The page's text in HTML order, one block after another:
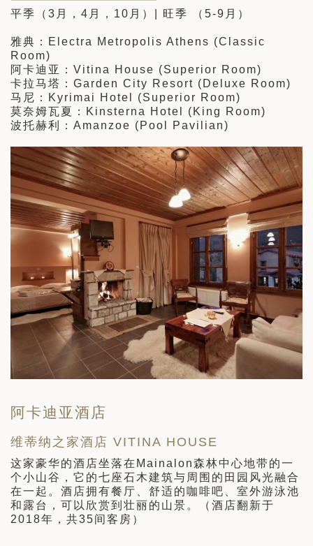
平季（3月，4月，10月）| 旺季 （5-9月）
雅典：Electra Metropolis Athens (Classic
Room)
阿卡迪亚：Vitina House (Superior Room)
卡拉马塔：Garden City Resort (Deluxe Room)
马尼：Kyrimai Hotel (Superior Room)
莫奈姆瓦夏：Kinsterna Hotel (King Room)
波托赫利：Amanzoe (Pool Pavilian)
阿卡迪亚酒店
维蒂纳之家酒店 VITINA HOUSE
这家豪华的酒店坐落在Mainalon森林中心地带的一
个小山谷，它的七座石木建筑与周围的田园风光融合
在一起。酒店拥有餐厅、舒适的咖啡吧、室外游泳池
和露台，可以欣赏到壮丽的山景。（酒店翻新于
2018年，共35间客房）